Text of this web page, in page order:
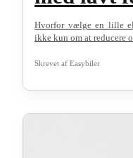
Hvorfor vælge en lille
ikke kun om at reducere
Skrevet af Easybiler